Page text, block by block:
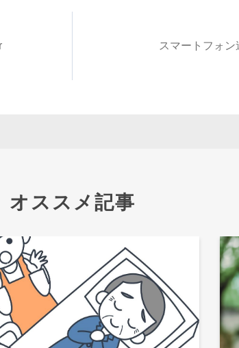
スマートフォ
オススメ記事